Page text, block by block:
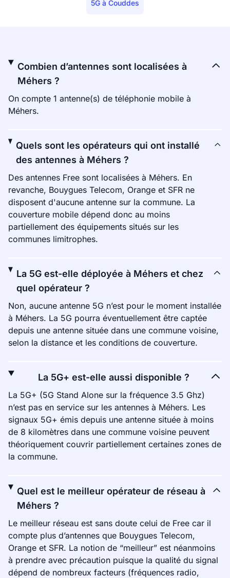
5G à Couddes
Combien d’antennes sont localisées à
Méhers ?
On compte 1 antenne(s) de téléphonie mobile à
Méhers.
Quels sont les opérateurs qui ont installé
des antennes à Méhers ?
Des antennes Free sont localisées à Méhers. En
revanche, Bouygues Telecom, Orange et SFR ne
disposent d'aucune antenne sur la commune. La
couverture mobile dépend donc au moins
partiellement des équipements situés sur les
communes limitrophes.
La 5G est-elle déployée à Méhers et chez
quel opérateur ?
Non, aucune antenne 5G n’est pour le moment installée
à Méhers. La 5G pourra éventuellement être captée
depuis une antenne située dans une commune voisine,
selon la distance et les conditions de couverture.
La 5G+ est-elle aussi disponible ?
La 5G+ (5G Stand Alone sur la fréquence 3.5 Ghz)
n’est pas en service sur les antennes à Méhers. Les
signaux 5G+ émis depuis une antenne située à moins
de 8 kilomètres dans une commune voisine peuvent
théoriquement couvrir partiellement certaines zones de
la commune.
Quel est le meilleur opérateur de réseau à
Méhers ?
Le meilleur réseau est sans doute celui de Free car il
compte plus d’antennes que Bouygues Telecom,
Orange et SFR. La notion de “meilleur” est néanmoins
à prendre avec précaution puisque la qualité du signal
dépend de nombreux facteurs (fréquences radio,